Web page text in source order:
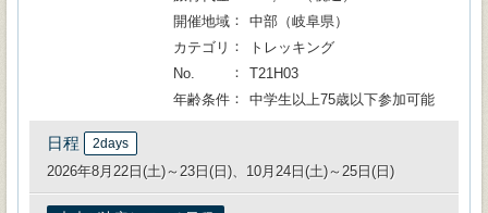
開催地域
中部（岐阜県）
カテゴリ
トレッキング
No.
T21H03
年齢条件
中学生以上75歳以下参加可能
日程 2days
2026年8月22日(土)～23日(日)、10月24日(土)～25日(日)